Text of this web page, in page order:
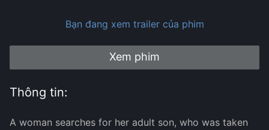
Bạn đang xem trailer của phim
Xem phim
Thông tin:
A woman searches for her adult son, who was taken